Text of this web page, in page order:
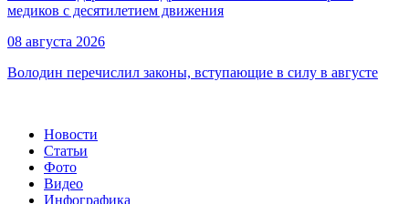
медиков с десятилетием движения
08 августа 2026
Володин перечислил законы, вступающие в силу в августе
Новости
Статьи
Фото
Видео
Инфографика